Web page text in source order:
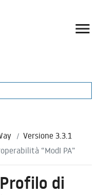

Versione 3.3.1
“ModI PA”
di